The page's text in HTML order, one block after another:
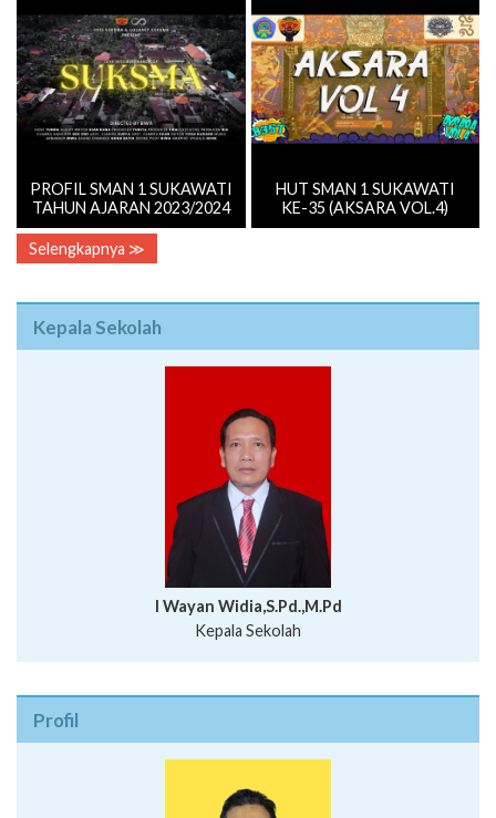
PROFIL SMAN 1 SUKAWATI
TAHUN AJARAN 2023/2024
HUT SMAN 1 SUKAWATI
KE-35 (AKSARA VOL.4)
Selengkapnya ≫
Kepala Sekolah
I Wayan Widia,S.Pd.,M.Pd
Kepala Sekolah
Profil